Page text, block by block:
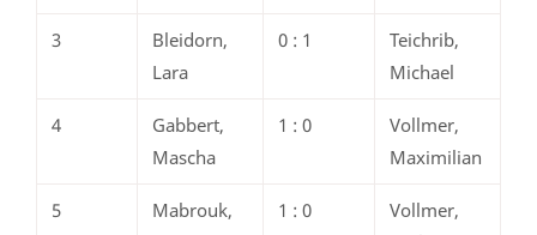
3
Bleidorn,
Lara
0 : 1
Teichrib,
Michael
4
Gabbert,
Mascha
1 : 0
Vollmer,
Maximilian
5
Mabrouk,
1 : 0
Vollmer,